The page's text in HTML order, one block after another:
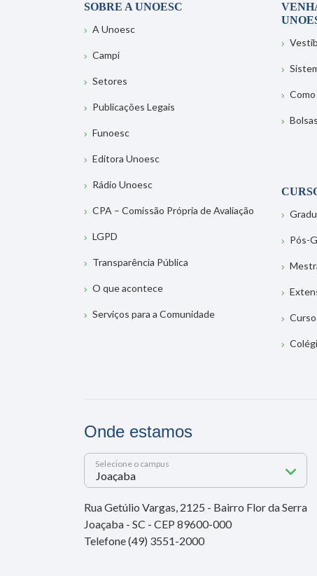
SOBRE A UNOESC
A Unoesc
Campi
Setores
Publicações Legais
Funoesc
Editora Unoesc
Rádio Unoesc
CPA – Comissão Própria de Avaliação
LGPD
Transparência Pública
O que acontece
Serviços para a Comunidade
Pós-
Onde estamos
Selecione o campus
Rua Getúlio Vargas, 2125 - Bairro Flor da Serra
Joaçaba - SC - CEP 89600-000
Telefone (49) 3551-2000